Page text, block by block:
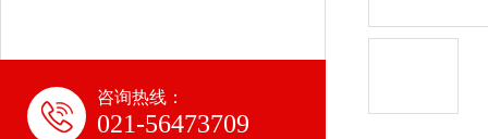
咨询热线：
021-56473709